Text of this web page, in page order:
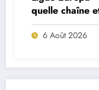
quelle chaîne
match ?
6 Août 2026